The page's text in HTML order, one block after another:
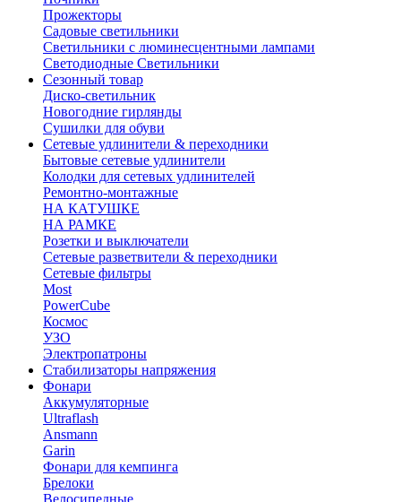
Прожекторы
Садовые светильники
Светильники с люминесцентными лампами
Светодиодные Светильники
Сезонный товар
Диско-светильник
Новогодние гирлянды
Сушилки для обуви
Сетевые удлинители & переходники
Бытовые сетевые удлинители
Колодки для сетевых удлинителей
Ремонтно-монтажные
НА КАТУШКЕ
НА РАМКЕ
Розетки и выключатели
Сетевые разветвители & переходники
Сетевые фильтры
Most
PowerCube
Космос
УЗО
Электропатроны
Стабилизаторы напряжения
Фонари
Аккумуляторные
Ultraflash
Ansmann
Garin
Фонари для кемпинга
Брелоки
Велосипедные